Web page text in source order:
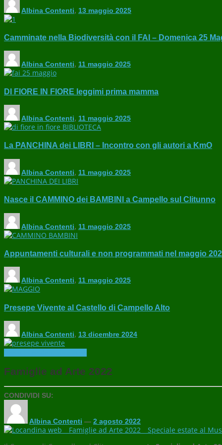
Albina Contenti, 13 maggio 2025
Camminate nella Biodiversità con il FAI – Domenica 25
Albina Contenti, 11 maggio 2025
DI FIORE IN FIORE leggimi prima mamma
Albina Contenti, 11 maggio 2025
La PANCHINA dei LIBRI – Incontro con gli autori a KmO
Albina Contenti, 11 maggio 2025
Nasce il CAMMINO dei BAMBINI a Campello sul Clitunno
Albina Contenti, 11 maggio 2025
Appuntamenti culturali e non programmati nel maggio
Albina Contenti, 11 maggio 2025
Presepe Vivente al Castello di Campello Alto
Albina Contenti, 13 dicembre 2024
Famiglie ad Arte 2022
CONDIVIDI SU:
Albina Contenti — 2 agosto 2022